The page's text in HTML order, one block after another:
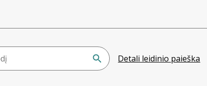
Detali leidinio paieška